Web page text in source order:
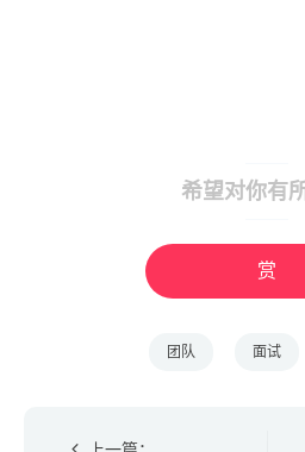
希望对你有
赏
团队 面试